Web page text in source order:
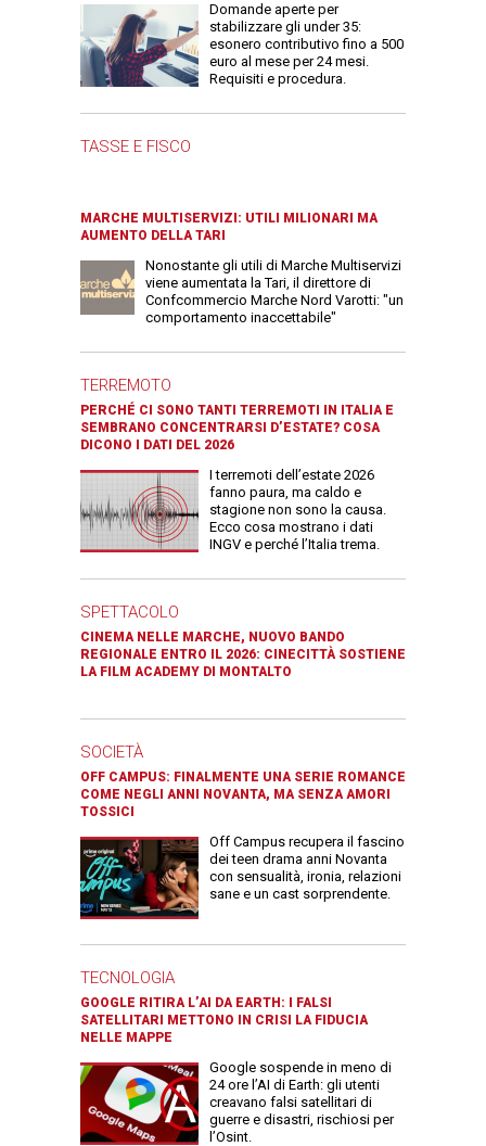
Domande aperte per
stabilizzare gli under 35:
esonero contributivo fino a 500
euro al mese per 24 mesi.
Requisiti e procedura.
TASSE E FISCO
MARCHE MULTISERVIZI: UTILI MILIONARI MA
AUMENTO DELLA TARI
Nonostante gli utili di Marche Multiservizi
viene aumentata la Tari, il direttore di
Confcommercio Marche Nord Varotti: "un
comportamento inaccettabile"
TERREMOTO
PERCHÉ CI SONO TANTI TERREMOTI IN ITALIA E
SEMBRANO CONCENTRARSI D’ESTATE? COSA
DICONO I DATI DEL 2026
I terremoti dell’estate 2026
fanno paura, ma caldo e
stagione non sono la causa.
Ecco cosa mostrano i dati
INGV e perché l’Italia trema.
SPETTACOLO
CINEMA NELLE MARCHE, NUOVO BANDO
REGIONALE ENTRO IL 2026: CINECITTÀ SOSTIENE
LA FILM ACADEMY DI MONTALTO
SOCIETÀ
OFF CAMPUS: FINALMENTE UNA SERIE ROMANCE
COME NEGLI ANNI NOVANTA, MA SENZA AMORI
TOSSICI
Off Campus recupera il fascino
dei teen drama anni Novanta
con sensualità, ironia, relazioni
sane e un cast sorprendente.
TECNOLOGIA
GOOGLE RITIRA L’AI DA EARTH: I FALSI
SATELLITARI METTONO IN CRISI LA FIDUCIA
NELLE MAPPE
Google sospende in meno di
24 ore l’AI di Earth: gli utenti
creavano falsi satellitari di
guerre e disastri, rischiosi per
l’Osint.